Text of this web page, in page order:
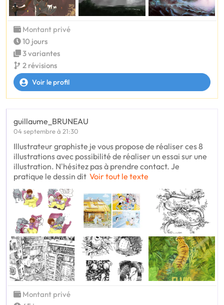
Montant privé
10 jours
3 variantes
2 révisions
Voir le profil
guillaume_BRUNEAU
04 septembre à 21:30
Illustrateur graphiste je vous propose de réaliser ces 8
illustrations avec possibilité de réaliser un essai sur une
illustration. N'hésitez pas à prendre contact. Je
pratique le dessin dit Voir tout le texte
Montant privé